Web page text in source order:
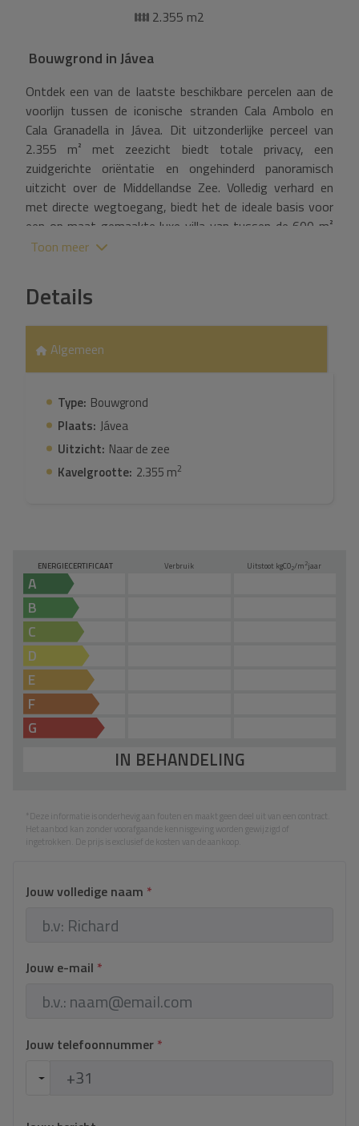
2.355 m2
Bouwgrond inJávea
Ontdek een van de laatste beschikbare percelen aan de
voorlijn tussen de iconische stranden Cala Ambolo en
Cala Granadella in Jávea. Dit uitzonderlijke perceel van
2.355 m² met zeezicht biedt totale privacy, een
zuidgerichte oriëntatie en ongehinderd panoramisch
uitzicht over de Middellandse Zee. Volledig verhard en
met directe wegtoegang, biedt het de ideale basis voor
een op maat gemaakte luxe villa van tussen de 600 m²
en 1.000 m², afhankelijk van het ontwerp. Zonder directe
zoekt. Of het nu voor een privéwoning of als
investeringsproject is, dit is een zeldzame kans om een
erfgoedpand veilig te stellen in een van de meest
prestigieuze enclaves van de Costa Blanca. Exclusief
ultra-prime vastgoed in Jávea.
Toon meer
Details
Algemeen
Type: Bouwgrond
Plaats: Jávea
Uitzicht: Naar de zee
Kavelgrootte: 2.355 m2
ENERGIECERTIFICAAT Verbruik Uitstoot kgCO2/m2jaar
A
B
C
D
E
F
G
IN BEHANDELING
*Deze informatie is onderhevig aan fouten en maakt geen deel uit van een contract.
Het aanbod kan zonder voorafgaande kennisgeving worden gewijzigd of
ingetrokken. De prijs is exclusief de kosten van de aankoop.
Jouw volledige naam *
Jouw e-mail *
Jouw telefoonnummer *